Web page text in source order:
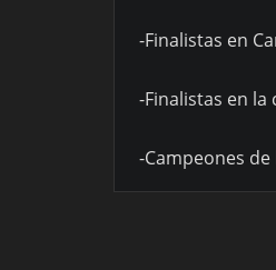
-Finalistas en
-Finalistas en la
-Campeones